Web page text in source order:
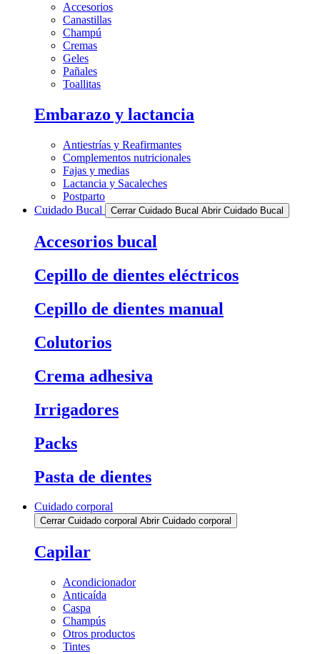
Accesorios
Canastillas
Champú
Cremas
Geles
Pañales
Toallitas
Embarazo y lactancia
Antiestrías y Reafirmantes
Complementos nutricionales
Fajas y medias
Lactancia y Sacaleches
Postparto
Cuidado Bucal
Cerrar Cuidado Bucal Abrir Cuidado Bucal
Accesorios bucal
Cepillo de dientes eléctricos
Cepillo de dientes manual
Colutorios
Crema adhesiva
Irrigadores
Packs
Pasta de dientes
Cuidado corporal
Cerrar Cuidado corporal Abrir Cuidado corporal
Capilar
Acondicionador
Anticaída
Caspa
Champús
Otros productos
Tintes